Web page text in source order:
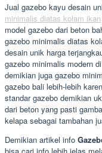
Jual gazebo kayu desain
minimalis diatas kolam ikan
model gazebo dari beton
gazebo minimalis diatas
desain unik harga
gazebo minimalis modern
demikian juga gazebo
gazebo bali lebih-lebih
standar gazebo demikian
dari beton yang pasti
kelapa sebagai tambahan
Demikian artikel info
bisa cari info lebih jelas